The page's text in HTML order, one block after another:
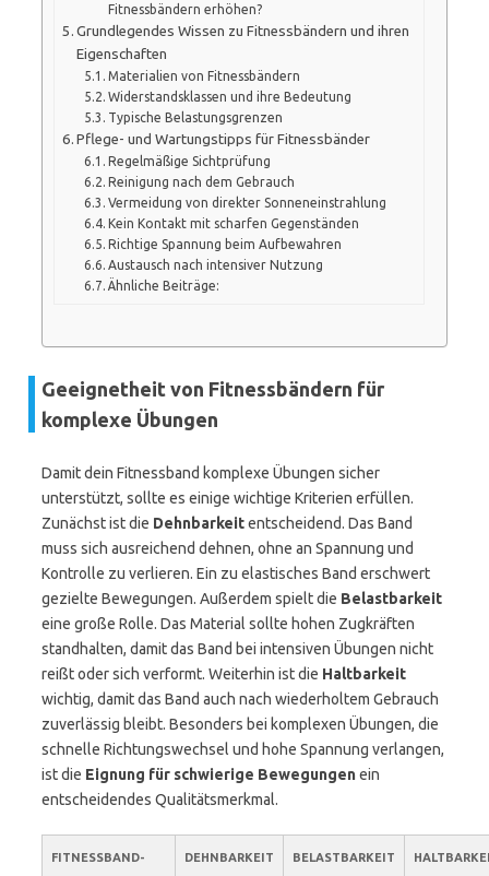
Fitnessbändern erhöhen?
Grundlegendes Wissen zu Fitnessbändern und ihren
Eigenschaften
Materialien von Fitnessbändern
Widerstandsklassen und ihre Bedeutung
Typische Belastungsgrenzen
Pflege- und Wartungstipps für Fitnessbänder
Regelmäßige Sichtprüfung
Reinigung nach dem Gebrauch
Vermeidung von direkter Sonneneinstrahlung
Kein Kontakt mit scharfen Gegenständen
Richtige Spannung beim Aufbewahren
Austausch nach intensiver Nutzung
Ähnliche Beiträge:
Geeignetheit von Fitnessbändern für
komplexe Übungen
Damit dein Fitnessband komplexe Übungen sicher
unterstützt, sollte es einige wichtige Kriterien erfüllen.
Zunächst ist die Dehnbarkeitentscheidend. Das Band
muss sich ausreichend dehnen, ohne an Spannung und
Kontrolle zu verlieren. Ein zu elastisches Band erschwert
gezielte Bewegungen. Außerdem spielt die Belastbarkeit
eine große Rolle. Das Material sollte hohen Zugkräften
standhalten, damit das Band bei intensiven Übungen nicht
reißt oder sich verformt. Weiterhin ist die Haltbarkeit
wichtig, damit das Band auch nach wiederholtem Gebrauch
zuverlässig bleibt. Besonders bei komplexen Übungen, die
schnelle Richtungswechsel und hohe Spannung verlangen,
ist die Eignung für schwierige Bewegungenein
entscheidendes Qualitätsmerkmal.
FITNESSBAND-
DEHNBARKEIT BELASTBARKEIT